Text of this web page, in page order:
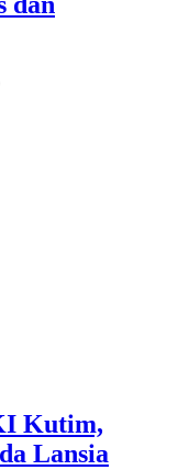
Kutim,
Lansia